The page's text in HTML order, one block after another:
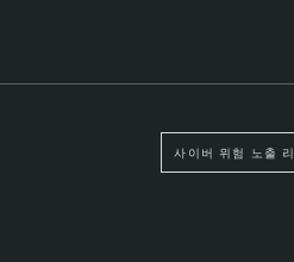
사이버 위험 노출